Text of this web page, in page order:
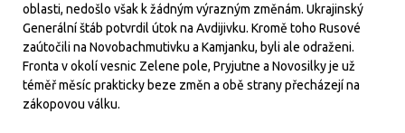
oblasti, nedošlo však k žádným výrazným změnám. Ukrajinský
Generální štáb potvrdil útok na Avdijivku. Kromě toho Rusové
zaútočili na Novobachmutivku a Kamjanku, byli ale odraženi.
Fronta v okolí vesnic Zelene pole, Pryjutne a Novosilky je už
téměř měsíc prakticky beze změn a obě strany přecházejí na
zákopovou válku.